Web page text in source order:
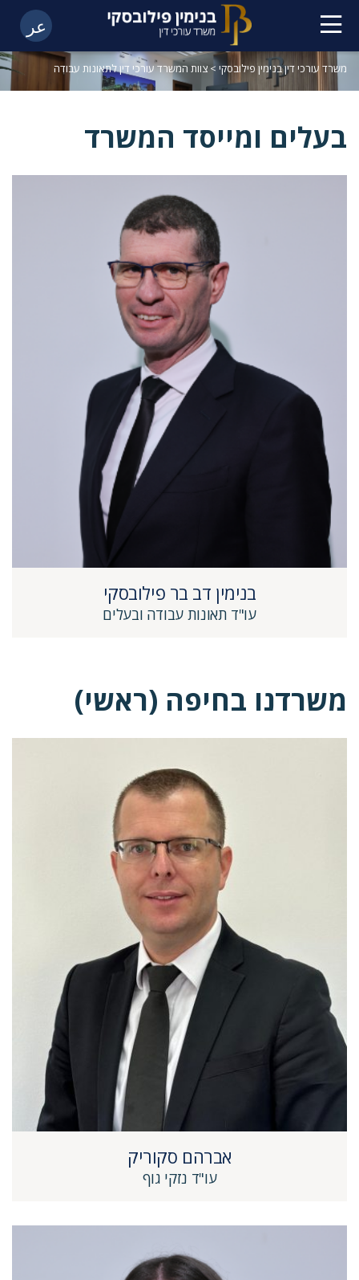
عر
משרד עורכי דין בנימין פילובסקי > צוות המשרד עורכי דין לתאונות עבודה
בעלים ומייסד המשרד
בנימין דב בר פילובסקי
עו"ד תאונות עבודה ובעלים
משרדנו בחיפה (ראשי)
אברהם סקוריק
עו"ד נזקי גוף